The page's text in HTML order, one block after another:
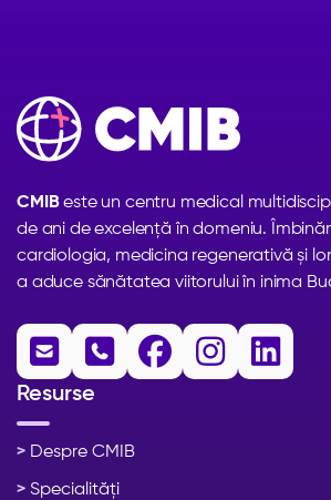
CMIBeste un centru medical
de ani de excelență în domeniu.
cardiologia, medicina regenerativă și
a aduce sănătatea viitorului în inima
    
Resurse
> Despre CMIB
> Specialități